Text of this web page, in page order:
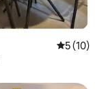
Scor
5 (10)